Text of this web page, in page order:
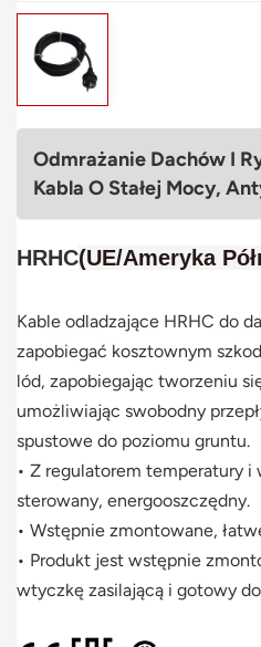
Odmrażanie Dachów I
Kabla O Stałej Mocy,
HRHC(UE/Ameryka
Kable odladzające HRHC do
zapobiegać kosztownym
lód, zapobiegając tworzeniu
umożliwiając swobodny
spustowe do poziomu gruntu.
• Z regulatorem temperatury
sterowany, energooszczędny.
• Wstępnie zmontowane,
• Produkt jest wstępnie
wtyczkę zasilającą i gotowy